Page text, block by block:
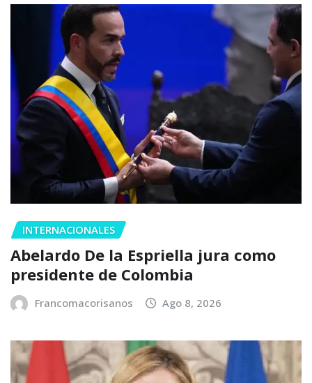
INTERNACIONALES
Abelardo De la Espriella jura como
presidente de Colombia
Francomacorisanos Ago 8, 2026